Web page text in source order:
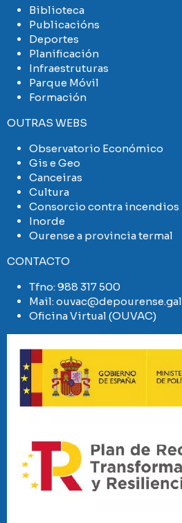
Biblioteca
Publicacións
Deportes
Planificación
Infraestruturas
Parque Móvil
Formación
OUTRAS WEBS
Observatorio Económico
Gis e Geo
Canceiras
Cultura
Consorcio contra incendios
Inorde
Ourense a provincia termal
CONTACTO
Tfno:988 317 500
Mail:ouvac@depourense.gal
Oficina Virtual (OUVAC)